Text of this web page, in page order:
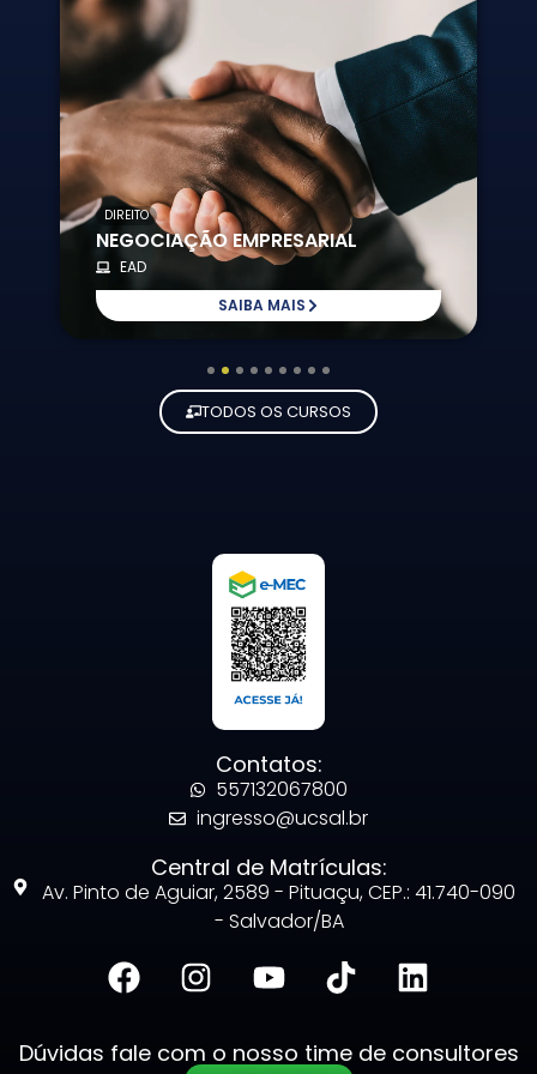
DIREITO
NEGOCIAÇÃO EMPRESARIAL
EAD
SAIBA MAIS
5 6 7 8 9
TODOS OS CURSOS
Contatos:
557132067800
ingresso@ucsal.br
Central de Matrículas:
Av. Pinto de Aguiar, 2589 - Pituaçu, CEP.: 41.740-090
- Salvador/BA
Dúvidas fale com o nosso time de consultores